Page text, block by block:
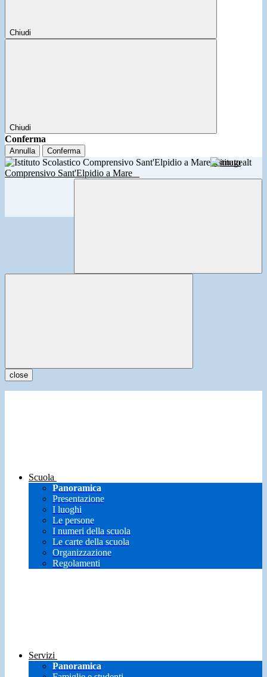
Chiudi
Chiudi
Conferma
Annulla Conferma
Istituto
Comprensivo Sant'Elpidio a Mare
close
Scuola
Panoramica
Presentazione
I luoghi
Le persone
I numeri della scuola
Le carte della scuola
Organizzazione
Regolamenti
Servizi
Panoramica